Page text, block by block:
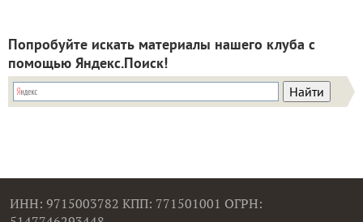
Попробуйте искать материалы нашего клуба с
помощью Яндекс.Поиск!
ИНН: 9715003782 КПП: 771501001 ОГРН: